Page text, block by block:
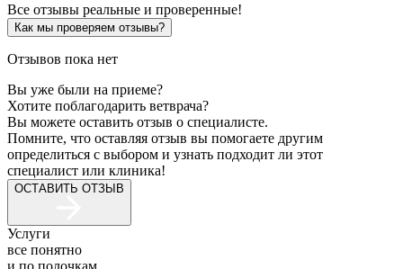
Все отзывы реальные и проверенные!
Как мы проверяем отзывы?
Отзывов пока нет
Вы уже были на приеме?
Хотите поблагодарить ветврача?
Вы можете оставить отзыв о специалисте.
Помните, что оставляя отзыв вы помогаете другим
определиться с выбором и узнать подходит ли этот
специалист или клиника!
ОСТАВИТЬ ОТЗЫВ
Услуги
все понятно
и по полочкам